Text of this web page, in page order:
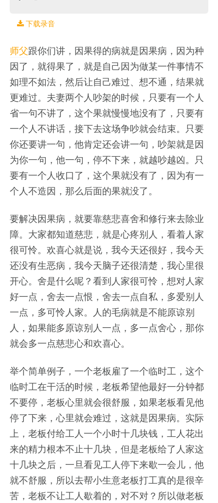
下载录音
师父跟你们讲，因果得的病就是因果病，因为种
因了，就得果了，就是自己因为做某一件事情不
如理不如法，然后让自己难过、想不通，结果就
更难过。夫妻两个人吵架的时候，只要有一个人
省一句不讲了，这个果就慢慢地没有了，只要有
一个人不讲话，接下去这场争吵就会结束。只要
你还要讲一句，他肯定还会讲一句，吵架就是因
为你一句，他一句，停不下来，就越吵越凶。只
要有一个人收口了，这个果就没有了，因为有一
个人不造因，那么后面的果就没了。
要解决因果病，就要靠慈悲喜舍和修行来去除业
障。大家都知道慈悲，就是心疼别人，看着人家
很可怜。欢喜心就是说，我今天还很好，我今天
还没有生恶病，我今天脑子还很清楚，我心里很
开心。舍是什么呢？看到人家很可怜，想对人家
好一点，舍去一点恨，舍去一点自私，多爱别人
一点，多可怜人家。人的毛病就是不能原谅别
人，如果能多原谅别人一点，多一点舍心，那你
就会多一点慈悲心和欢喜心。
举个简单例子，一个老板雇了一个临时工，这个
临时工在干活的时候，老板希望他最好一分钟都
不要停，老板心里就会很舒服，如果老板看见他
停了下来，心里就会难过，这就是因果病。实际
上，老板付给工人一个小时十几块钱，工人花出
来的精力根本不止十几块，但是老板给了人家这
十几块之后，一旦看见工人停下来歇一会儿，他
就不舒服，所以去帮小生意老板打工真的是很辛
苦，老板不让工人歇着的，对不对？所以做老板